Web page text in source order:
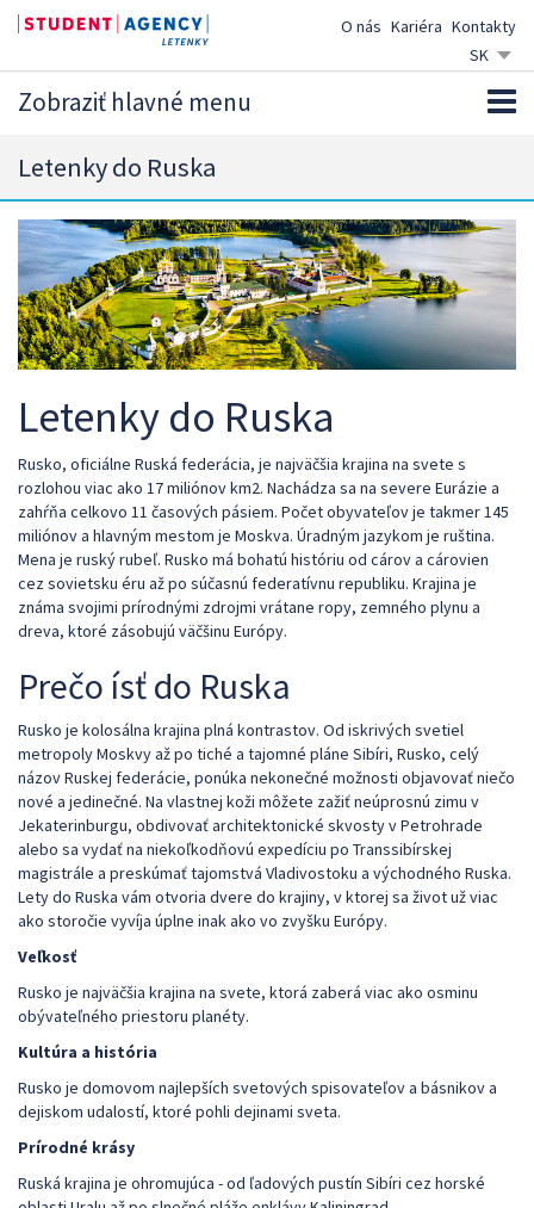
SK
CZ
O nás Kariéra Kontakty
Zobraziť hlavné menu
Letenky do Ruska
Letenky do Ruska
Rusko, oficiálne Ruská federácia, je najväčšia krajina na svete s
rozlohou viac ako 17 miliónov km2. Nachádza sa na severe Eurázie a
zahŕňa celkovo 11 časových pásiem. Počet obyvateľov je takmer 145
miliónov a hlavným mestom je Moskva. Úradným jazykom je ruština.
Mena je ruský rubeľ. Rusko má bohatú históriu od cárov a cárovien
cez sovietsku éru až po súčasnú federatívnu republiku. Krajina je
známa svojimi prírodnými zdrojmi vrátane ropy, zemného plynu a
dreva, ktoré zásobujú väčšinu Európy.
Prečo ísť do Ruska
Rusko je kolosálna krajina plná kontrastov. Od iskrivých svetiel
metropoly Moskvy až po tiché a tajomné pláne Sibíri, Rusko, celý
názov Ruskej federácie, ponúka nekonečné možnosti objavovať niečo
nové a jedinečné. Na vlastnej koži môžete zažiť neúprosnú zimu v
Jekaterinburgu, obdivovať architektonické skvosty v Petrohrade
alebo sa vydať na niekoľkodňovú expedíciu po Transsibírskej
magistrále a preskúmať tajomstvá Vladivostoku a východného Ruska.
Lety do Ruska vám otvoria dvere do krajiny, v ktorej sa život už viac
ako storočie vyvíja úplne inak ako vo zvyšku Európy.
Veľkosť
Rusko je najväčšia krajina na svete, ktorá zaberá viac ako osminu
obývateľného priestoru planéty.
Kultúra a história
Rusko je domovom najlepších svetových spisovateľov a básnikov a
dejiskom udalostí, ktoré pohli dejinami sveta.
Prírodné krásy
Ruská krajina je ohromujúca - od ľadových pustín Sibíri cez horské